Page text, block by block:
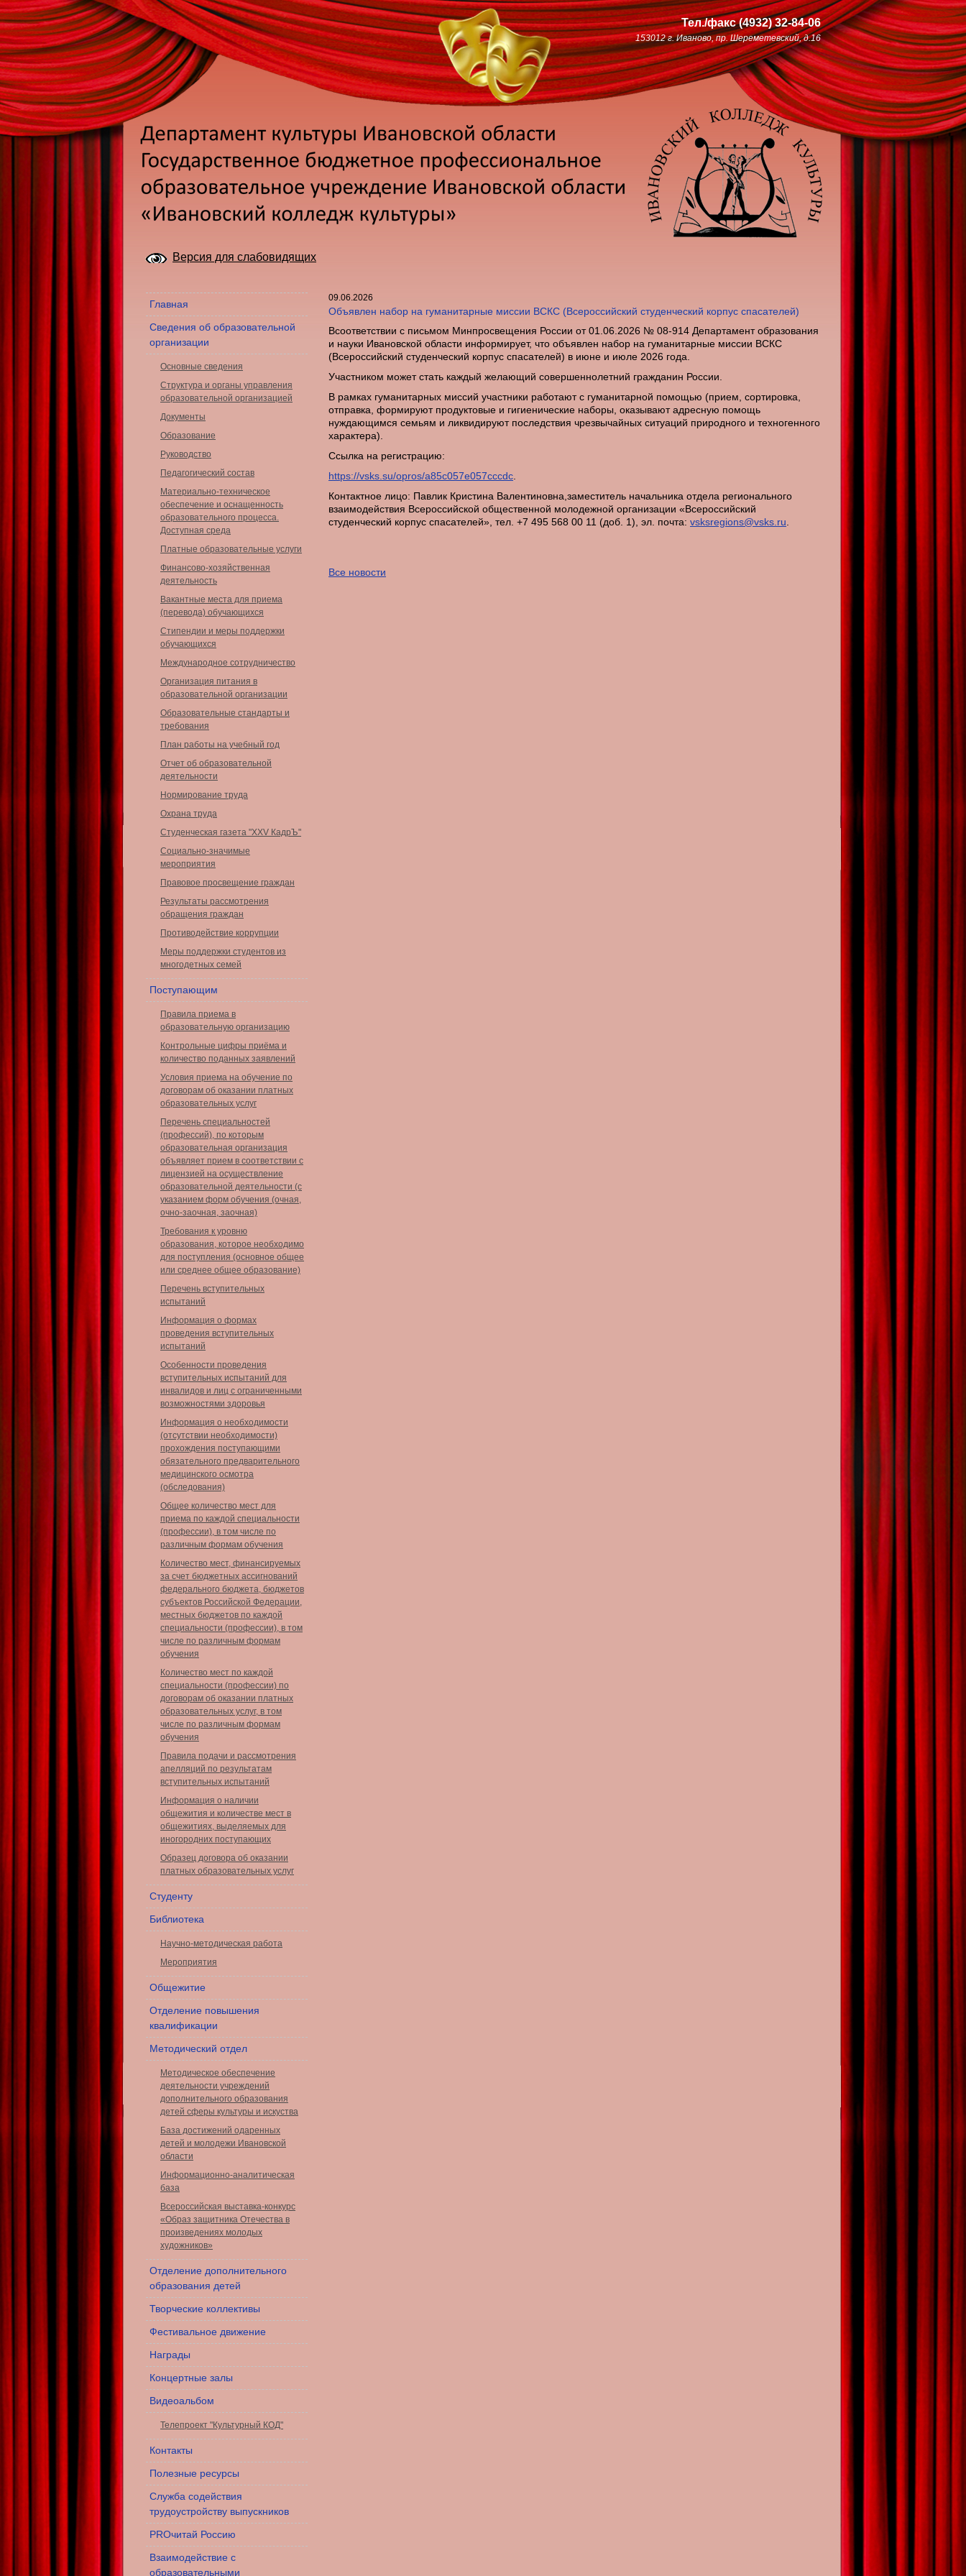
Тел./факс(4932)32-84-06
153012 г. Иваново, пр. Шереметевский, д.16
Версия для слабовидящих
Главная
Сведения об образовательной
организации
Основные сведения
Структура и органы управления
образовательной организацией
Документы
Образование
Руководство
Педагогический состав
Материально-техническое
обеспечение и оснащенность
образовательного процесса.
Доступная среда
Платные образовательные услуги
Финансово-хозяйственная
деятельность
Вакантные места для приема
(перевода) обучающихся
Стипендии и меры поддержки
обучающихся
Международное сотрудничество
Организация питания в
образовательной организации
Образовательные стандарты и
требования
План работы на учебный год
Отчет об образовательной
деятельности
Нормирование труда
Охрана труда
Студенческая газета "XXV КадрЪ"
Социально-значимые
мероприятия
Правовое просвещение граждан
Результаты рассмотрения
обращения граждан
Противодействие коррупции
Меры поддержки студентов из
многодетных семей
Поступающим
Правила приема в
образовательную организацию
Контрольные цифры приёма и
количество поданных заявлений
Условия приема на обучение по
договорам об оказании платных
образовательных услуг
Перечень специальностей
(профессий), по которым
образовательная организация
объявляет прием в соответствии с
лицензией на осуществление
образовательной деятельности (с
указанием форм обучения (очная,
очно-заочная, заочная)
Требования к уровню
образования, которое необходимо
для поступления (основное общее
или среднее общее образование)
Перечень вступительных
испытаний
Информация о формах
проведения вступительных
испытаний
Особенности проведения
вступительных испытаний для
инвалидов и лиц с ограниченными
возможностями здоровья
Информация о необходимости
(отсутствии необходимости)
прохождения поступающими
обязательного предварительного
медицинского осмотра
(обследования)
Общее количество мест для
приема по каждой специальности
(профессии), в том числе по
различным формам обучения
Количество мест, финансируемых
за счет бюджетных ассигнований
федерального бюджета, бюджетов
субъектов Российской Федерации,
местных бюджетов по каждой
специальности (профессии), в том
числе по различным формам
обучения
Количество мест по каждой
специальности (профессии) по
договорам об оказании платных
образовательных услуг, в том
числе по различным формам
обучения
Правила подачи и рассмотрения
апелляций по результатам
вступительных испытаний
Информация о наличии
общежития и количестве мест в
общежитиях, выделяемых для
иногородних поступающих
Образец договора об оказании
платных образовательных услуг
Студенту
Библиотека
Научно-методическая работа
Мероприятия
Общежитие
Отделение повышения
квалификации
Методический отдел
Методическое обеспечение
деятельности учреждений
дополнительного образования
детей сферы культуры и искуства
База достижений одаренных
детей и молодежи Ивановской
области
Информационно-аналитическая
база
Всероссийская выставка-конкурс
«Образ защитника Отечества в
произведениях молодых
художников»
Отделение дополнительного
образования детей
Творческие коллективы
Фестивальное движение
Награды
Концертные залы
Видеоальбом
Телепроект "Культурный КОД"
Контакты
Полезные ресурсы
Служба содействия
трудоустройству выпускников
PROчитай Россию
Взаимодействие с
образовательными
09.06.2026
Объявлен набор на гуманитарные миссии ВСКС (Всероссийский студенческий корпус спасателей)
Bсоответствии с письмом Минпросвещения России от 01.06.2026 № 08-914 Департамент образования
и науки Ивановской области информирует, что объявлен набор на гуманитарные миссии ВСКС
(Всероссийский студенческий корпус спасателей) в июне и июле 2026 года.
Участником может стать каждый желающий совершеннолетний гражданин России.
В рамках гуманитарных миссий участники работают с гуманитарной помощью (прием, сортировка,
отправка, формируют продуктовые и гигиенические наборы, оказывают адресную помощь
нуждающимся семьям и ликвидируют последствия чрезвычайных ситуаций природного и техногенного
характера).
Ссылка на регистрацию:
https://vsks.su/opros/a85c057e057cccdc
Контактное лицо: Павлик Кристина Валентиновна,заместитель начальника отдела регионального
взаимодействия Всероссийской общественной молодежной организации «Всероссийский
студенческий корпус спасателей», тел. +7 495 568 00 11 (доб. 1), эл. почта: vsksregions@vsks.ru
Все новости